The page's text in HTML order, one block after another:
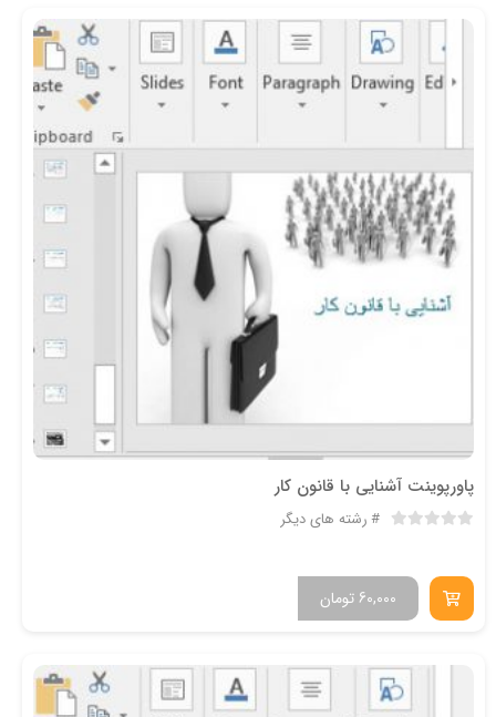
پاورپوینت آشنایی با قانون کار
رشته های دیگر
تومان 60,000